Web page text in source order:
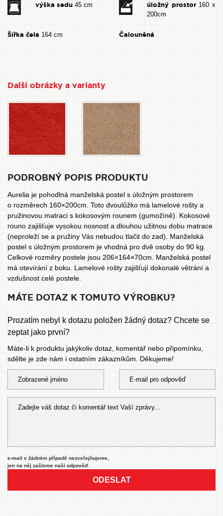
výška sedu 45 cm úložný prostor160 x
200cm
Šířka čela 164 cm Čalouněná
Další obrázky a varianty
PODROBNÝ POPIS PRODUKTU
Aurelia je pohodlná manželská postel s úložným prostorem
o rozměrech 160×200cm. Toto dvoulůžko má lamelové rošty a
pružinovou matraci s kokosovým rounem (gumožíně). Kokosové
rouno zajišťuje vysokou nosnost a dlouhou užitnou dobu matrace
(neproleží se a pružiny Vás nebudou tlačit do zad). Manželská
postel s úložným prostorem je vhodná pro dvě osoby do 90 kg.
Celkové rozměry postele jsou 206×164×70cm. Manželská postel
má otevírání z boku. Lamelové rošty zajišťují dokonalé větrání a
vzdušnost celé postele.
MÁTE DOTAZ K TOMUTO VÝROBKU?
Prozatím nebyl k dotazu položen žádný dotaz? Chcete se
zeptat jako první?
Máte-li k produktu jakýkoliv dotaz, komentář nebo připomínku,
sdělte je zde nám i ostatním zákazníkům. Děkujeme!
e-mail v žádném případě nezveřejňujeme,
jen na něj zašleme naši odpověď.
ODESLAT